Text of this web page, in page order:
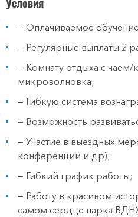
— Оплачиваемое
— Регулярные выплаты 2
— Комнату отдыха с
микроволновка;
— Гибкую система
— Возможность
— Участие в выездных
конференции и др);
— Гибкий график работы;
— Работу в красивом
самом сердце парка